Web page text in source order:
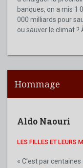
banques, on a mis 1
000 milliards pour
ou sauver le climat ?
Hommage
Aldo Naouri
LES FILLES ET LEURS
« C’est par